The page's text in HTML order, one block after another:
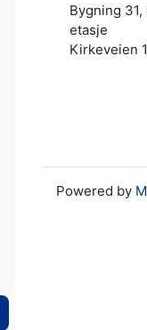
Bygning
etasje
Kirkeveien
Powered by